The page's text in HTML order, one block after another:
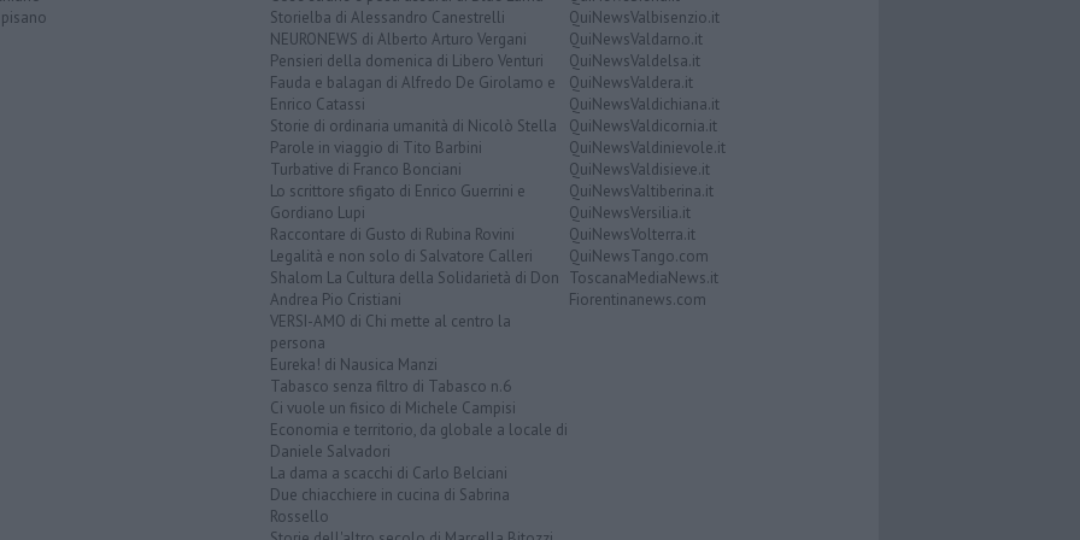
Storielba di Alessandro Canestrelli
NEURONEWS di Alberto Arturo Vergani
Pensieri della domenica di Libero Venturi
Fauda e balagan di Alfredo De Girolamo e
Enrico Catassi
Storie di ordinaria umanità di Nicolò Stella
Parole in viaggio di Tito Barbini
Turbative di Franco Bonciani
Lo scrittore sfigato di Enrico Guerrini e
Gordiano Lupi
Raccontare di Gusto di Rubina Rovini
Legalità e non solo di Salvatore Calleri
Shalom La Cultura della Solidarietà di Don
Andrea Pio Cristiani
VERSI-AMO di Chi mette al centro la
persona
Eureka! di Nausica Manzi
Tabasco senza filtro di Tabasco n.6
Ci vuole un fisico di Michele Campisi
Economia e territorio, da globale a locale di
Daniele Salvadori
La dama a scacchi di Carlo Belciani
Due chiacchiere in cucina di Sabrina
Rossello
QuiNewsValbisenzio.it
QuiNewsValdarno.it
QuiNewsValdelsa.it
QuiNewsValdera.it
QuiNewsValdichiana.it
QuiNewsValdicornia.it
QuiNewsValdinievole.it
QuiNewsValdisieve.it
QuiNewsValtiberina.it
QuiNewsVersilia.it
QuiNewsVolterra.it
QuiNewsTango.com
ToscanaMediaNews.it
Fiorentinanews.com